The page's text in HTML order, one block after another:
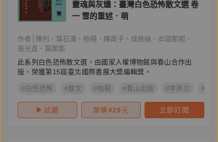
靈魂與灰燼：臺灣白色恐怖散文選 卷
一 雪的重述．萌
作者 陳列 葉石濤 柏楊 陳政子
伐依絲．牟固那那
張光直
莫那能
此系列白色恐怖散文選，由國家人權博物館與春山合作出
版，榮獲第15屆臺北國際書展大獎編輯獎。
#白色恐怖 #散文 #柏楊 #春山出版 #李英立 #蕭
試聽 單購420 元 立即訂閱